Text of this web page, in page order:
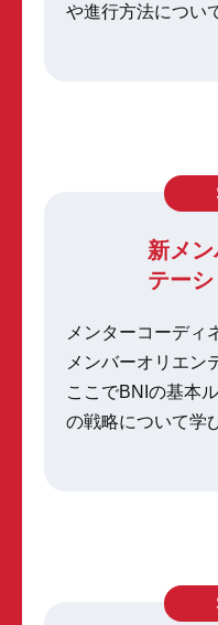
や進行方法につい
新メ
テー
メンターコーディ
メンバーオリエン
ここでBNIの基本
の戦略について学